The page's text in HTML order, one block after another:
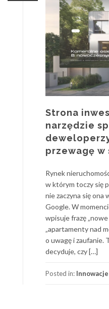
Strona
narzędzie
przewagę w
Rynek
w którym toczy się
nie zaczyna się ona
Google. W
wpisuje frazę „nowe
„apartamenty nad
o uwagę i
decyduje, czy […]
Posted in: Innowacje